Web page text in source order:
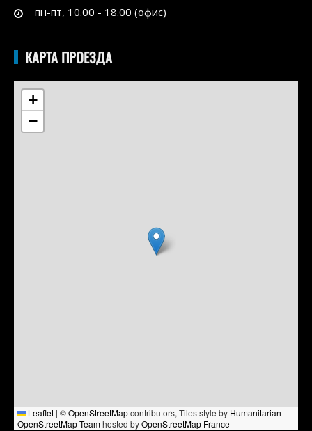
пн-пт, 10.00 - 18.00 (офис)
КАРТА ПРОЕЗДА
+
−
Leaflet | ©OpenStreetMapcontributors, Tiles style by Humanitarian
OpenStreetMap Teamhosted byOpenStreetMap France